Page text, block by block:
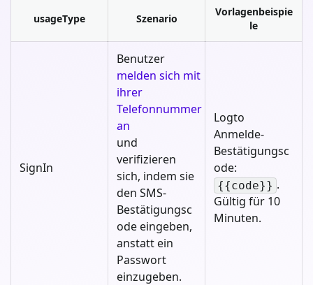
usageType Szenario
Vorlagenbeispie
le
SignIn
Benutzer
melden sich mit
ihrer
Telefonnummer
an
und
verifizieren
sich, indem sie
den SMS-
Bestätigungsc
ode eingeben,
anstatt ein
Passwort
einzugeben.
Logto
Anmelde-
Bestätigungsc
ode:
{{code}} .
Gültig für 10
Minuten.